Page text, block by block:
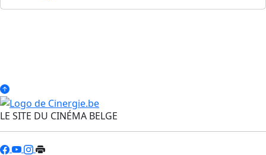
LE SITE DU CINÉMA BELGE